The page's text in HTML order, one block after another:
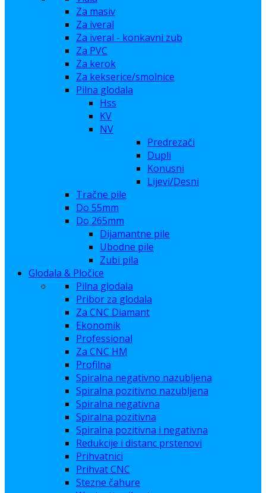
Za masiv
Za iveral
Za iveral - konkavni zub
Za PVC
Za kerok
Za kekserice/smolnice
Pilna glodala
Hss
KV
NV
Predrezači
Dupli
Konusni
Lijevi/Desni
Tračne pile
Do 55mm
Do 265mm
Dijamantne pile
Ubodne pile
Zubi pila
Glodala & Pločice
Pilna glodala
Pribor za glodala
Za CNC Diamant
Ekonomik
Professional
Za CNC HM
Profilna
Spiralna negativno nazubljena
Spiralna pozitivno nazubljena
Spiralna negativna
Spiralna pozitivna
Spiralna pozitivna i negativna
Redukcije i distanc prstenovi
Prihvatnici
Prihvat CNC
Stezne čahure